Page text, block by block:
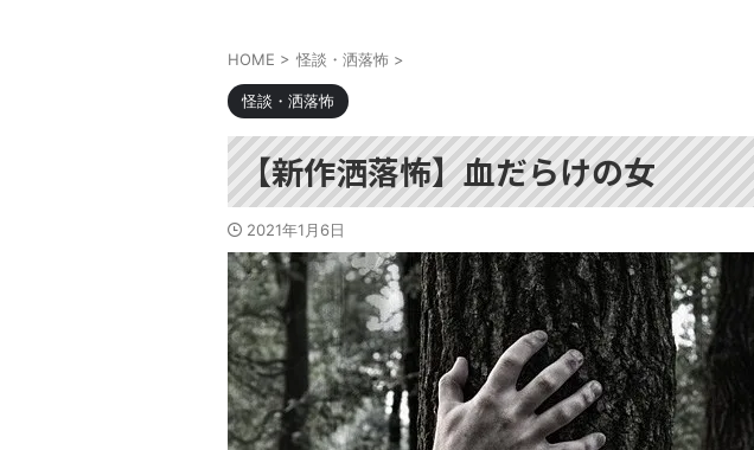
HOME > 怪談・洒落怖 >
怪談・洒落怖
【新作洒落怖】血だらけの女
2021年1月6日